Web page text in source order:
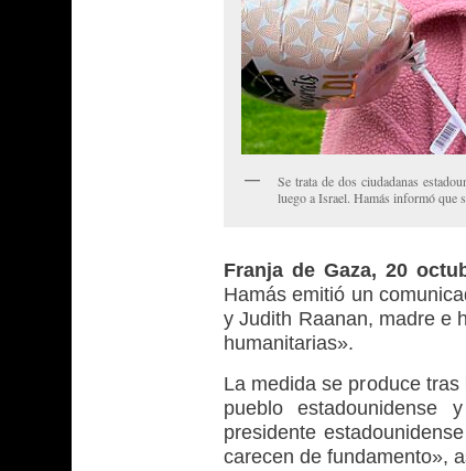
Se trata de dos ciudadanas
luego a Israel. Hamás informó que
Franja de Gaza, 20
Hamás emitió un
y Judith Raanan, madre e
humanitarias».
La medida se produce
pueblo
presidente
carecen de fundamento»,